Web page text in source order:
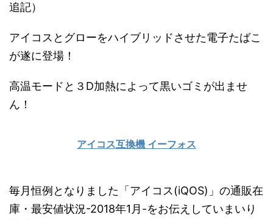
追記）
アイコスとグローをハイブリッドさせた電子たばこ
が遂に登場！
高温モードと３D加熱によって黒いゴミが出ませ
ん！
アイコス互換機 イーフォス
毎月恒例となりました「アイコス(iQOS)」の通販在
庫・最安値状況-2018年1月-をお伝えしていまいり